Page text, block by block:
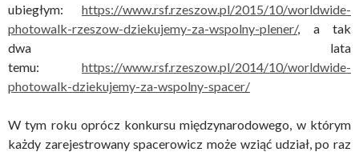
ubiegłym: https://www.rsf.rzeszow.pl/2015/10/worldwide-
photowalk-rzeszow-dziekujemy-za-wspolny-plener/, a tak
dwa lata
temu: https://www.rsf.rzeszow.pl/2014/10/worldwide-
photowalk-dziekujemy-za-wspolny-spacer/
W tym roku oprócz konkursu międzynarodowego, w którym
każdy zarejestrowany spacerowicz może wziąć udział, po raz